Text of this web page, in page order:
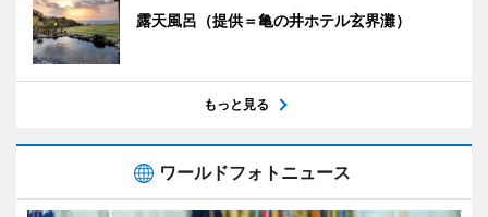
露天風呂（提供＝亀の井ホテル玄界灘）
もっと見る
ワールドフォトニュース